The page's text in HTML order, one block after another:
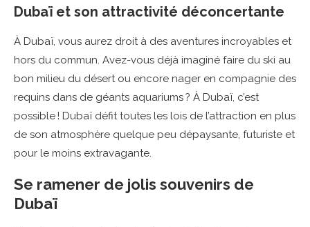
Dubaï et son attractivité déconcertante
À Dubaï, vous aurez droit à des aventures incroyables et
hors du commun. Avez-vous déjà imaginé faire du ski au
bon milieu du désert ou encore nager en compagnie des
requins dans de géants aquariums ? À Dubaï, c’est
possible ! Dubaï défit toutes les lois de l’attraction en plus
de son atmosphère quelque peu dépaysante, futuriste et
pour le moins extravagante.
Se ramener de jolis souvenirs de
Dubaï